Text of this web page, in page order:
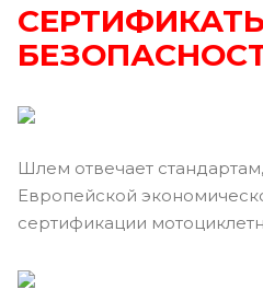
Шлем отвечает
Европейской
сертификации